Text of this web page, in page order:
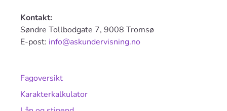
Fagoversikt
Karakterkalkulator
Kontakt:
Søndre Tollbodgate 7, 9008 Tromsø
E-post: info@askundervisning.no